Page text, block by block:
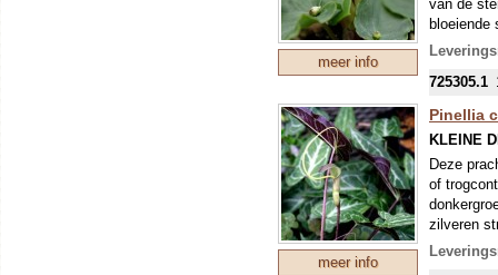
meer info
van de
bloeiende
Jan-op-
name
725305.1
meer info
Pinellia
KLEINE
Deze
of
zilveren
(stengel)